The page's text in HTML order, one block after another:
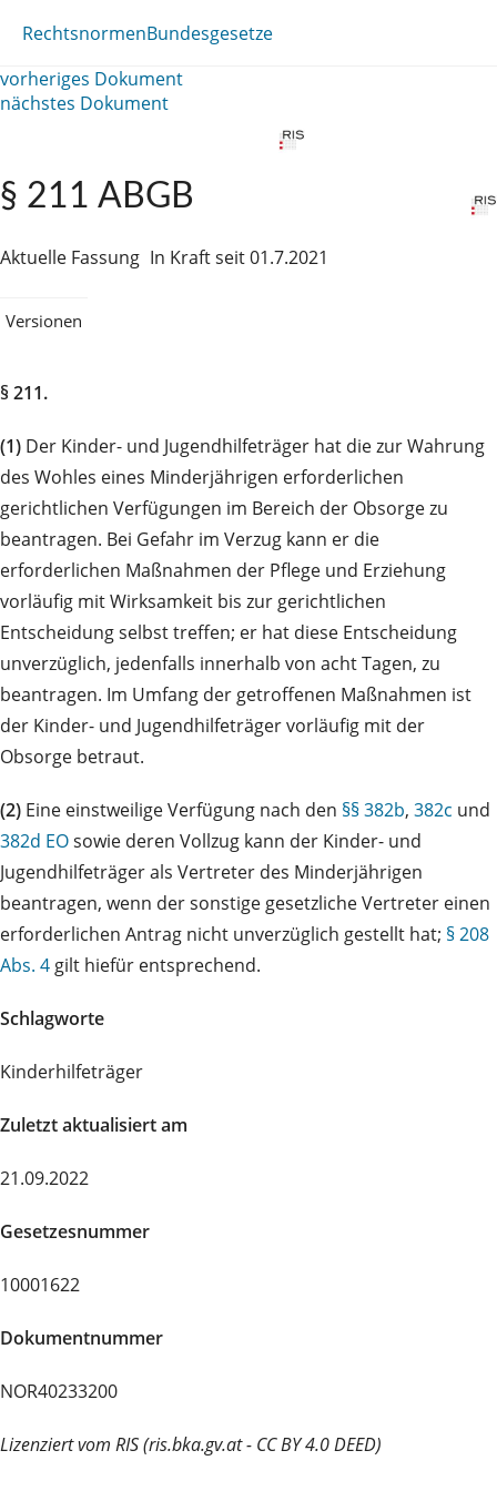
RechtsnormenBundesgesetze
vorheriges Dokument
nächstes Dokument
§ 211 ABGB
Aktuelle Fassung In Kraft seit 01.7.2021
Versionen
§ 211.
(1) Der Kinder- und Jugendhilfeträger hat die zur Wahrung
des Wohles eines Minderjährigen erforderlichen
gerichtlichen Verfügungen im Bereich der Obsorge zu
beantragen. Bei Gefahr im Verzug kann er die
erforderlichen Maßnahmen der Pflege und Erziehung
vorläufig mit Wirksamkeit bis zur gerichtlichen
Entscheidung selbst treffen; er hat diese Entscheidung
unverzüglich, jedenfalls innerhalb von acht Tagen, zu
beantragen. Im Umfang der getroffenen Maßnahmen ist
der Kinder- und Jugendhilfeträger vorläufig mit der
Obsorge betraut.
(2) Eine einstweilige Verfügung nach den §§ 382b, 382c und
382d EOsowie deren Vollzug kann der Kinder- und
Jugendhilfeträger als Vertreter des Minderjährigen
beantragen, wenn der sonstige gesetzliche Vertreter einen
erforderlichen Antrag nicht unverzüglich gestellt hat; § 208
Abs. 4 gilt hiefür entsprechend.
Schlagworte
Kinderhilfeträger
Zuletzt aktualisiert am
21.09.2022
Gesetzesnummer
10001622
Dokumentnummer
NOR40233200
Lizenziert vom RIS (ris.bka.gv.at - CC BY 4.0 DEED)